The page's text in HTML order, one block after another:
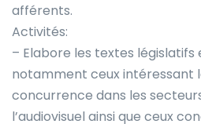
afférents.
Activités:
– Elabore les textes
notamment ceux intéressant
concurrence dans les
l’audiovisuel ainsi que ceux